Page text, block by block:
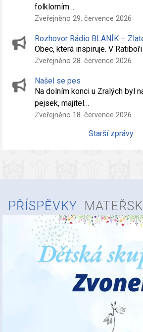
folklorním…
Zveřejněno 29. července 2026
Rozhovor Rádio BLANÍK –
Obec, která inspiruje. V
Zveřejněno 28. července 2026
Našel se pes
Na dolním konci u Zralých byl
pejsek, majitel…
Zveřejněno 18. července 2026
Starší zprávy
PŘÍSPĚVKY